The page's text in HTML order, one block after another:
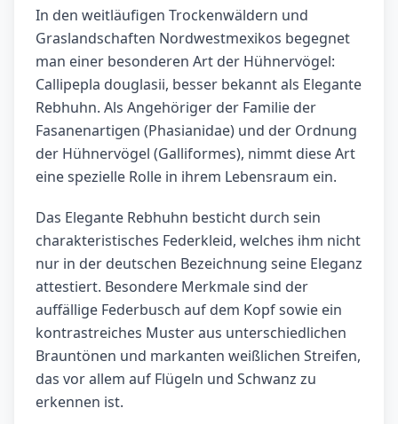
In den weitläufigen Trockenwäldern und
Graslandschaften Nordwestmexikos begegnet
man einer besonderen Art der Hühnervögel:
Callipepla douglasii, besser bekannt als Elegante
Rebhuhn. Als Angehöriger der Familie der
Fasanenartigen (Phasianidae) und der Ordnung
der Hühnervögel (Galliformes), nimmt diese Art
eine spezielle Rolle in ihrem Lebensraum ein.
Das Elegante Rebhuhn besticht durch sein
charakteristisches Federkleid, welches ihm nicht
nur in der deutschen Bezeichnung seine Eleganz
attestiert. Besondere Merkmale sind der
auffällige Federbusch auf dem Kopf sowie ein
kontrastreiches Muster aus unterschiedlichen
Brauntönen und markanten weißlichen Streifen,
das vor allem auf Flügeln und Schwanz zu
erkennen ist.